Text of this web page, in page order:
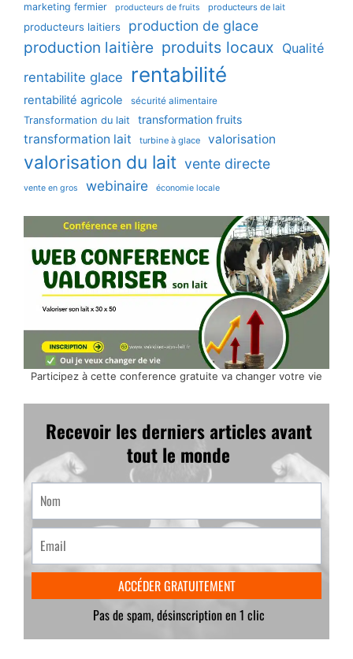
marketing fermier producteurs de fruits producteurs de lait
producteurs laitiers production de glace
production laitière produits locaux Qualité
rentabilite glace
rentabilité
rentabilité agricole sécurité alimentaire
Transformation du lait transformation fruits
transformation lait turbine à glace valorisation
valorisation du lait vente directe
vente en gros webinaire économie locale
Participez à cette conference gratuite va changer votre vie